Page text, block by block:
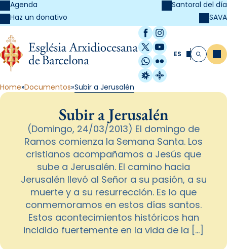
Agenda
Haz un donativo
Santoral del día
SAVA
Facebook
Instagram
X / Twitter
YouTube
WhatsApp
Flickr
Radio Estel
Catalunya
ES Buscar
Home Documentos Subir a Jerusalén
Subir a Jerusalén
(Domingo, 24/03/2013) El domingo de
Ramos comienza la Semana Santa. Los
cristianos acompañamos a Jesús que
sube a Jerusalén. El camino hacia
Jerusalén llevó al Señor a su pasión, a su
muerte y a su resurrección. Es lo que
conmemoramos en estos días santos.
Estos acontecimientos históricos han
incidido fuertemente en la vida de la […]